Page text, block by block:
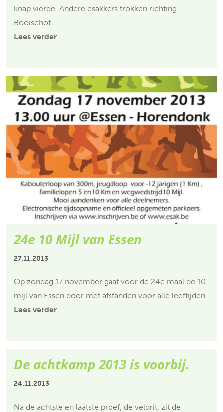
knap vierde. Andere esakkers trokken richting
Booischot.
Lees verder
24e 10 Mijl van Essen
27.11.2013
Op zondag 17 november gaat voor de 24e maal de 10
mijl van Essen door met afstanden voor alle leeftijden.
Lees verder
De achtkamp 2013 is voorbij.
24.11.2013
Na de achtste en laatste proef, de veldrit, zit de